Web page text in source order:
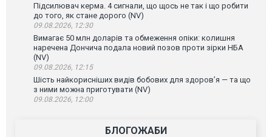
Підсилювач керма. 4 сигнали, що щось не так і що робити
до того, як стане дорого (NV)
09.08.2026, 12:30
Вимагає 50 млн доларів та обмеження опіки: колишня
наречена Дончича подала новий позов проти зірки НБА
(NV)
09.08.2026, 12:15
Шість найкорисніших видів бобових для здоров’я — та що
з ними можна приготувати (NV)
09.08.2026, 12:00
БЛОГОЖАБИ